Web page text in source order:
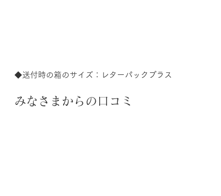
◆送付時の箱のサイズ：レターパックプラス
みなさまからの口コミ